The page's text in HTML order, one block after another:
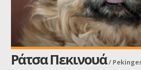
Ράτσα Πεκινουά /